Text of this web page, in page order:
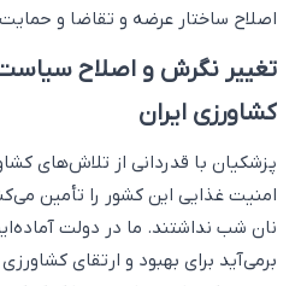
اصلاح ساختار عرضه و تقاضا و
تغییر نگرش و اصلاح
کشاورزی ایران
پزشکیان با قدردانی از تلاش‌های
امنیت غذایی این کشور را تأمین
نان شب نداشتند. ما در دولت
برمی‌آید برای بهبود و ارتقای